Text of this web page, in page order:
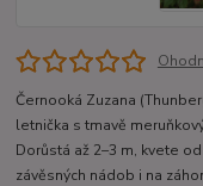
Černooká Zuzana
letnička s tmavě
Dorůstá až 2–3 m, kvete
závěsných nádob i na